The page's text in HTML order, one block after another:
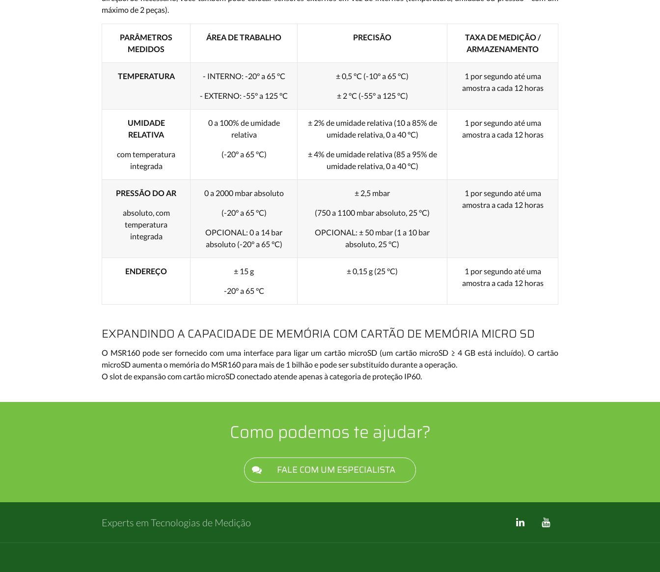
máximo de 2 peças).
PARÂMETROS
MEDIDOS
ÁREA DE TRABALHO PRECISÃO
TAXA DE MEDIÇÃO /
ARMAZENAMENTO
TEMPERATURA - INTERNO: -20° a 65 °C
- EXTERNO: -55° a 125 °C
± 0,5 °C (-10° a 65 °C)
± 2 °C (-55° a 125 °C)
1 por segundo até uma
amostra a cada 12 horas
UMIDADE
RELATIVA
com temperatura
integrada
0 a 100% de umidade
relativa
(-20° a 65 °C)
± 2% de umidade relativa (10 a 85% de
umidade relativa, 0 a 40 °C)
± 4% de umidade relativa (85 a 95% de
umidade relativa, 0 a 40 °C)
1 por segundo até uma
amostra a cada 12 horas
PRESSÃO DO AR
absoluto, com
temperatura
integrada
0 a 2000 mbar absoluto
(-20° a 65 °C)
OPCIONAL: 0 a 14 bar
absoluto (-20° a 65 °C)
± 2,5 mbar
(750 a 1100 mbar absoluto, 25 °C)
OPCIONAL: ± 50 mbar (1 a 10 bar
absoluto, 25 °C)
1 por segundo até uma
amostra a cada 12 horas
ENDEREÇO ± 15 g
-20° a 65 °C
± 0,15 g (25 °C)
1 por segundo até uma
amostra a cada 12 horas
EXPANDINDO A CAPACIDADE DE MEMÓRIA COM CARTÃO DE MEMÓRIA MICRO SD
O MSR160 pode ser fornecido com uma interface para ligar um cartão microSD (um cartão microSD ≥ 4 GB está incluído). O cartão
microSD aumenta o memória do MSR160 para mais de 1 bilhão e pode ser substituído durante a operação.
O slot de expansão com cartão microSD conectado atende apenas à categoria de proteção IP60.
Como podemos te ajudar?
FALE COM UM ESPECIALISTA
Experts em Tecnologias de Medição